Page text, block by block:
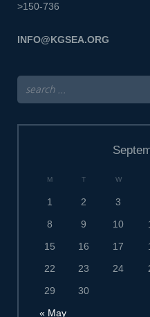
>150-736
INFO@KGSEA.ORG
M T W
« May
1 2 3
8
9 10
15 16 17
22
23 24
29
30